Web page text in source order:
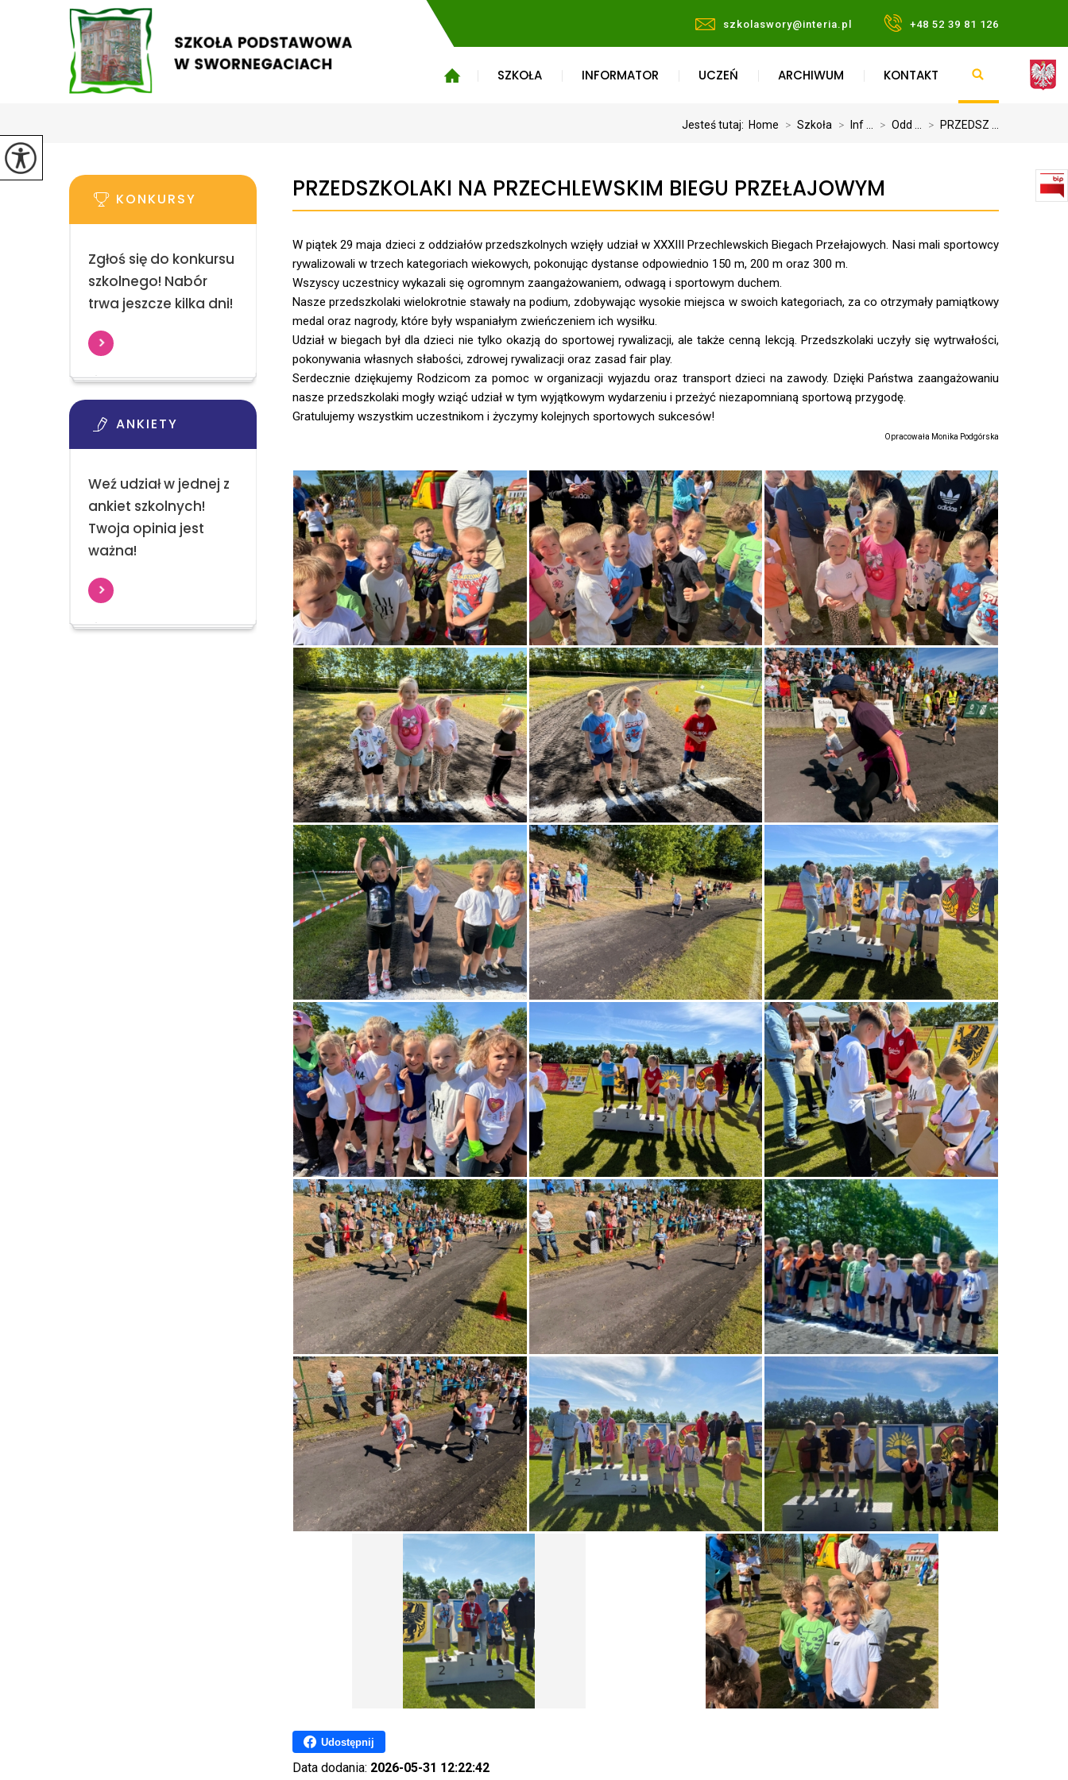
szkolaswory@interia.pl +48 52 39 81 126
SZKOŁA INFORMATOR UCZEŃ ARCHIWUM KONTAKT
Jesteś tutaj: Home > Szkoła > Inf ... > Odd ... > PRZEDSZ ...
PRZEDSZKOLAKI NA PRZECHLEWSKIM BIEGU PRZEŁAJOWYM
W piątek 29 maja dzieci z oddziałów przedszkolnych wzięły udział w XXXIII Przechlewskich Biegach Przełajowych. Nasi mali sportowcy
rywalizowali w trzech kategoriach wiekowych, pokonując dystanse odpowiednio 150 m, 200 m oraz 300 m.
Wszyscy uczestnicy wykazali się ogromnym zaangażowaniem, odwagą i sportowym duchem.
Nasze przedszkolaki wielokrotnie stawały na podium, zdobywając wysokie miejsca w swoich kategoriach, za co otrzymały pamiątkowy
medal oraz nagrody, które były wspaniałym zwieńczeniem ich wysiłku.
Udział w biegach był dla dzieci nie tylko okazją do sportowej rywalizacji, ale także cenną lekcją. Przedszkolaki uczyły się wytrwałości,
pokonywania własnych słabości, zdrowej rywalizacji oraz zasad fair play.
Serdecznie dziękujemy Rodzicom za pomoc w organizacji wyjazdu oraz transport dzieci na zawody. Dzięki Państwa zaangażowaniu
nasze przedszkolaki mogły wziąć udział w tym wyjątkowym wydarzeniu i przeżyć niezapomnianą sportową przygodę.
Gratulujemy wszystkim uczestnikom i życzymy kolejnych sportowych sukcesów!
Opracowała Monika Podgórska
Udostępnij
Data dodania: 2026-05-31 12:22:42
KONKURSY
Zgłoś się do konkursu
szkolnego! Nabór
trwa jeszcze kilka dni!
ANKIETY
Weź udział w jednej z
ankiet szkolnych!
Twoja opinia jest
ważna!